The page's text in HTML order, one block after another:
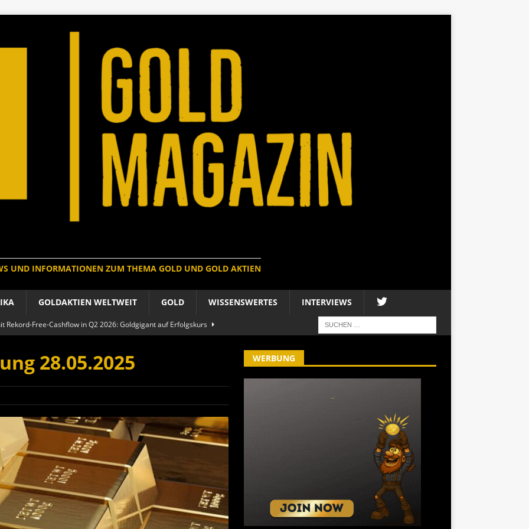
UND INFORMATIONEN ZUM THEMA GOLD UND GOLD AKTIEN
GOLDAKTIEN WELTWEIT GOLD WISSENSWERTES INTERVIEWS
Rekord-Free-Cashflow in Q2 2026: Goldgigant auf Erfolgskurs
der Welt baut um: Newmont vor Befreiungsschlag
arktischen Härtetest: Feuer-Drama fordert neuen CEO heraus
Aktie: Umbau in Skandinavien nach Schweden-Deal
boomen nach Preissturz: Asien kauft physisch GOLD
28.05.2025 WERBUNG